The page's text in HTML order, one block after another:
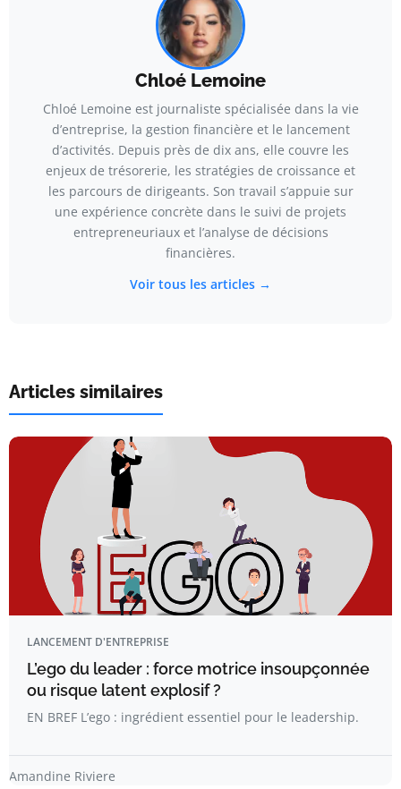
Chloé Lemoine
Chloé Lemoine est journaliste spécialisée dans la vie
d’entreprise, la gestion financière et le lancement
d’activités. Depuis près de dix ans, elle couvre les
enjeux de trésorerie, les stratégies de croissance et
les parcours de dirigeants. Son travail s’appuie sur
une expérience concrète dans le suivi de projets
entrepreneuriaux et l’analyse de décisions
financières.
Voir tous les articles →
Articles similaires
LANCEMENT D'ENTREPRISE
L’ego du leader : force motrice insoupçonnée
ou risque latent explosif ?
EN BREF L’ego : ingrédient essentiel pour le leadership.
Amandine Riviere